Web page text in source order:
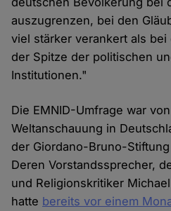
auszugrenzen, bei den
viel stärker verankert als bei
der Spitze der politischen
Institutionen."
Die EMNID-Umfrage war
Weltanschauung in
der Giordano-Bruno-
Deren Vorstandssprecher,
und Religionskritiker
hatte bereits vor einem